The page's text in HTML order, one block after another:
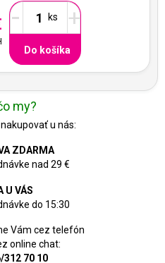
- +
Do košíka
my?
u nás:
ZDARMA
nad 29 €
U VÁS
do 15:30
Vám cez telefón
online chat:
312 70 10